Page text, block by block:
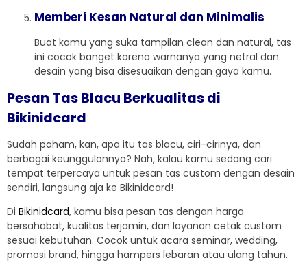
Memberi Kesan Natural dan Minimalis
Buat kamu yang suka tampilan clean dan natural, tas
ini cocok banget karena warnanya yang netral dan
desain yang bisa disesuaikan dengan gaya kamu.
Pesan Tas Blacu Berkualitas di
Bikinidcard
Sudah paham, kan, apa itu tas blacu, ciri-cirinya, dan
berbagai keunggulannya? Nah, kalau kamu sedang cari
tempat terpercaya untuk pesan tas custom dengan desain
sendiri, langsung aja ke Bikinidcard!
Di Bikinidcard, kamu bisa pesan tas dengan harga
bersahabat, kualitas terjamin, dan layanan cetak custom
sesuai kebutuhan. Cocok untuk acara seminar, wedding,
promosi brand, hingga hampers lebaran atau ulang tahun.